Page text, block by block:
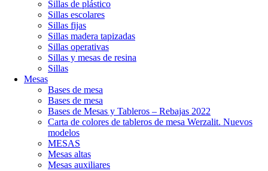
Sillas de plástico
Sillas escolares
Sillas fijas
Sillas madera tapizadas
Sillas operativas
Sillas y mesas de resina
Sillas
Mesas
Bases de mesa
Bases de mesa
Bases de Mesas y Tableros – Rebajas 2022
Carta de colores de tableros de mesa Werzalit. Nuevos
modelos
MESAS
Mesas altas
Mesas auxiliares